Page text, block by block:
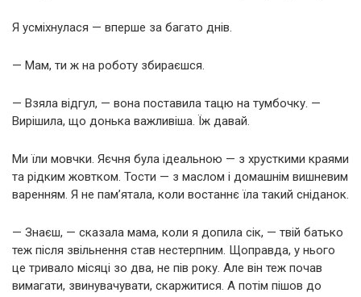
Я усміхнулася — вперше за багато днів.
— Мам, ти ж на роботу збираєшся.
— Взяла відгул, — вона поставила тацю на тумбочку. —
Вирішила, що донька важливіша. Їж давай.
Ми їли мовчки. Яєчня була ідеальною — з хрусткими краями
та рідким жовтком. Тости — з маслом і домашнім вишневим
варенням. Я не пам’ятала, коли востаннє їла такий сніданок.
— Знаєш, — сказала мама, коли я допила сік, — твій батько
теж після звільнення став нестерпним. Щоправда, у нього
це тривало місяці зо два, не пів року. Але він теж почав
вимагати, звинувачувати, скаржитися. А потім пішов до